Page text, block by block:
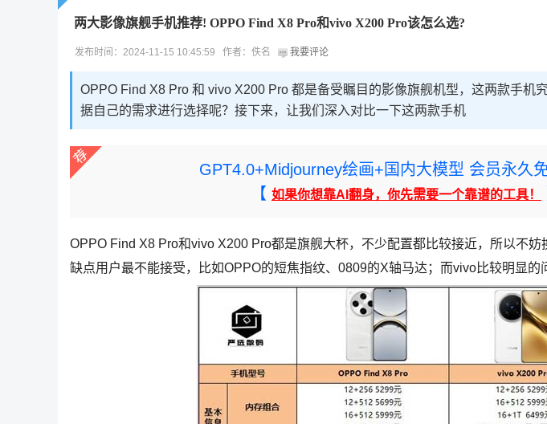
两大影像旗舰手机推荐! OPPO Find X8 Pro和vivo X200 Pro该怎么选?
发布时间：2024-11-15 10:45:59 作者：佚名 我要评论
OPPO Find X8 Pro 和 vivo X200 Pro 都是备受瞩目的影像旗舰机型，这两款手机
据自己的需求进行选择呢？接下来，让我们深入对比一下这两款手机
GPT4.0+Midjourney绘画+国内大模型 会员永久免
【 如果你想靠AI翻身，你先需要一个靠谱的工具！
OPPO Find X8 Pro和vivo X200 Pro都是旗舰大杯，不少配置都比较接近，所以不
缺点用户最不能接受，比如OPPO的短焦指纹、0809的X轴马达；而vivo比较明显的